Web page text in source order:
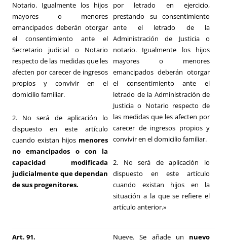
Notario. Igualmente los hijos
mayores o menores
emancipados deberán otorgar
el consentimiento ante el
Secretario judicial o Notario
respecto de las medidas que les
afecten por carecer de ingresos
propios y convivir en el
domicilio familiar.
2. No será de aplicación lo
dispuesto en este artículo
cuando existan hijos menores
no emancipados o con la
capacidad modificada
judicialmente que dependan
de sus progenitores.
por letrado en ejercicio,
prestando su consentimiento
ante el letrado de la
Administración de Justicia o
notario. Igualmente los hijos
mayores o menores
emancipados deberán otorgar
el consentimiento ante el
letrado de la Administración de
Justicia o Notario respecto de
las medidas que les afecten por
carecer de ingresos propios y
convivir en el domicilio familiar.
2. No será de aplicación lo
dispuesto en este artículo
cuando existan hijos en la
situación a la que se refiere el
artículo anterior.»
Art. 91. Nueve. Se añade un nuevo